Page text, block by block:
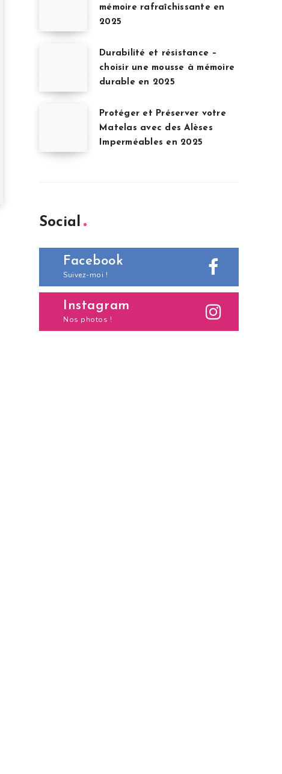
mémoire rafraîchissante en
2025
Durabilité et résistance –
choisir une mousse à mémoire
durable en 2025
Protéger et Préserver votre
Matelas avec des Alèses
Imperméables en 2025
Social
Facebook
Suivez-moi !
Instagram
Nos photos !